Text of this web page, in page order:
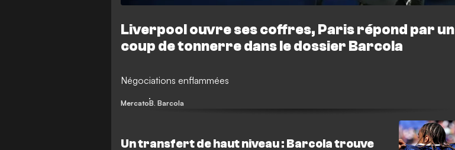
Liverpool ouvre ses coffres, Paris répond par un
coup de tonnerre dans le dossier Barcola
Négociations enflammées
MercatoB. Barcola
Un transfert de haut niveau : Barcola trouve